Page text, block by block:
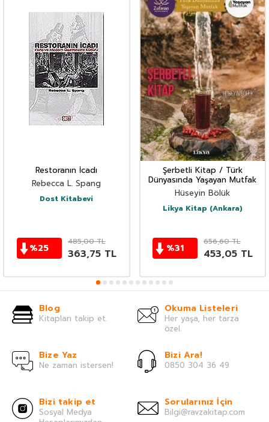
Restoranın İcadı
Rebecca L. Spang
Dost Kitabevi
%25
485,00TL
363,75TL
Şerbetli Kitap / Türk
Dünyasında Yaşayan Mutfak
Hüseyin Bölük
Likya Kitap (Ankara)
%31
656,60TL
453,05TL
Blog
Kitapları takip et.
Okuma Listeleri
Her yaşa, her tarza
özel.
Bize Yaz
Ne zaman istersen!
Bizi Ara!
0850 304 36 49
Bizi takip et
Sosyal Medya
Sorularınız İçin
Bilgi@ravzakitap.com